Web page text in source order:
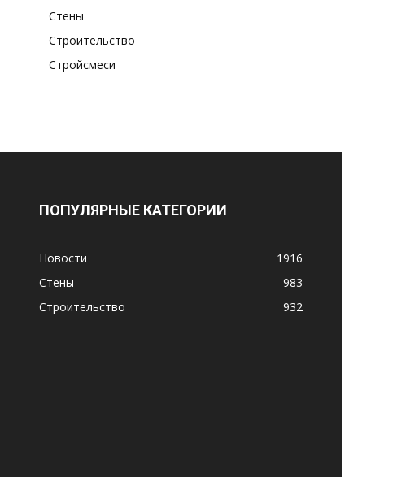
Стены
Строительство
Стройсмеси
ПОПУЛЯРНЫЕ КАТЕГОРИИ
Новости
1916
Стены
983
Строительство
932